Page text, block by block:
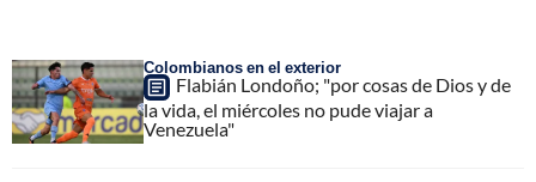
Colombianos en el exterior
Flabián Londoño; "por cosas de Dios y de
la vida, el miércoles no pude viajar a
Venezuela"